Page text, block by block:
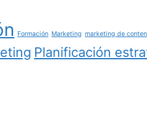
Formación Marketing marketing de
Planificación